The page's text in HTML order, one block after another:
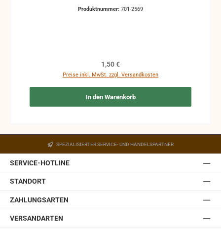
gebrauchte Teile können optische Beschädigungen
Funktion nicht mehr gewährleistet werden und die
Produktnummer: 701-2569
Regulärer Preis:
1,50 €
Preise inkl. MwSt. zzgl. Versandkosten
In den Warenkorb
SPEZIALISIERTER SERVICE- UND HANDELSPARTNER
SERVICE-HOTLINE
STANDORT
ZAHLUNGSARTEN
VERSANDARTEN